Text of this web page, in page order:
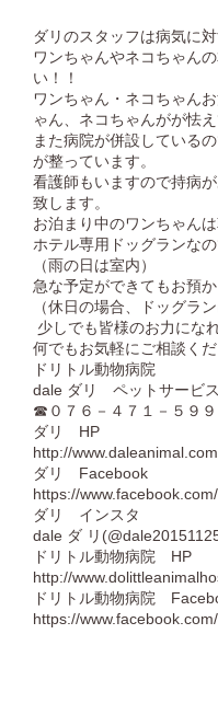
ダリのスタッフは病気に
ワンちゃんやネコちゃん
い！！
ワンちゃん・ネコちゃん
ゃん、ネコちゃんがが怯
また病院が併設している
が整っています。
看護師もいますので持病
致します。
お泊まり中のワンちゃん
ホテル専用ドッグランな
（雨の日は室内）
急な予定ができてもお預
（休日の場合、ドッグラ
少しでも皆様のお力にな
何でもお気軽にご相談くだ
ドリトル動物病院
dale ダリ ペットサービ
☎０７６－４７１－５９９
ダリ HP
http://
ダリ Facebook
https://
ダリ インスタ
dale ダ リ
ドリトル動物病院 HP
http://
ドリトル動物病院
https://